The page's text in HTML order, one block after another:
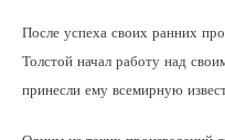
После успеха своих ранних
Толстой начал работу над
принесли ему всемирную